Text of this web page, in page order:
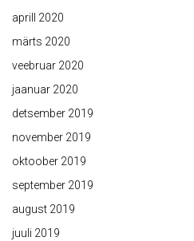
aprill 2020
märts 2020
veebruar 2020
jaanuar 2020
detsember 2019
november 2019
oktoober 2019
september 2019
august 2019
juuli 2019